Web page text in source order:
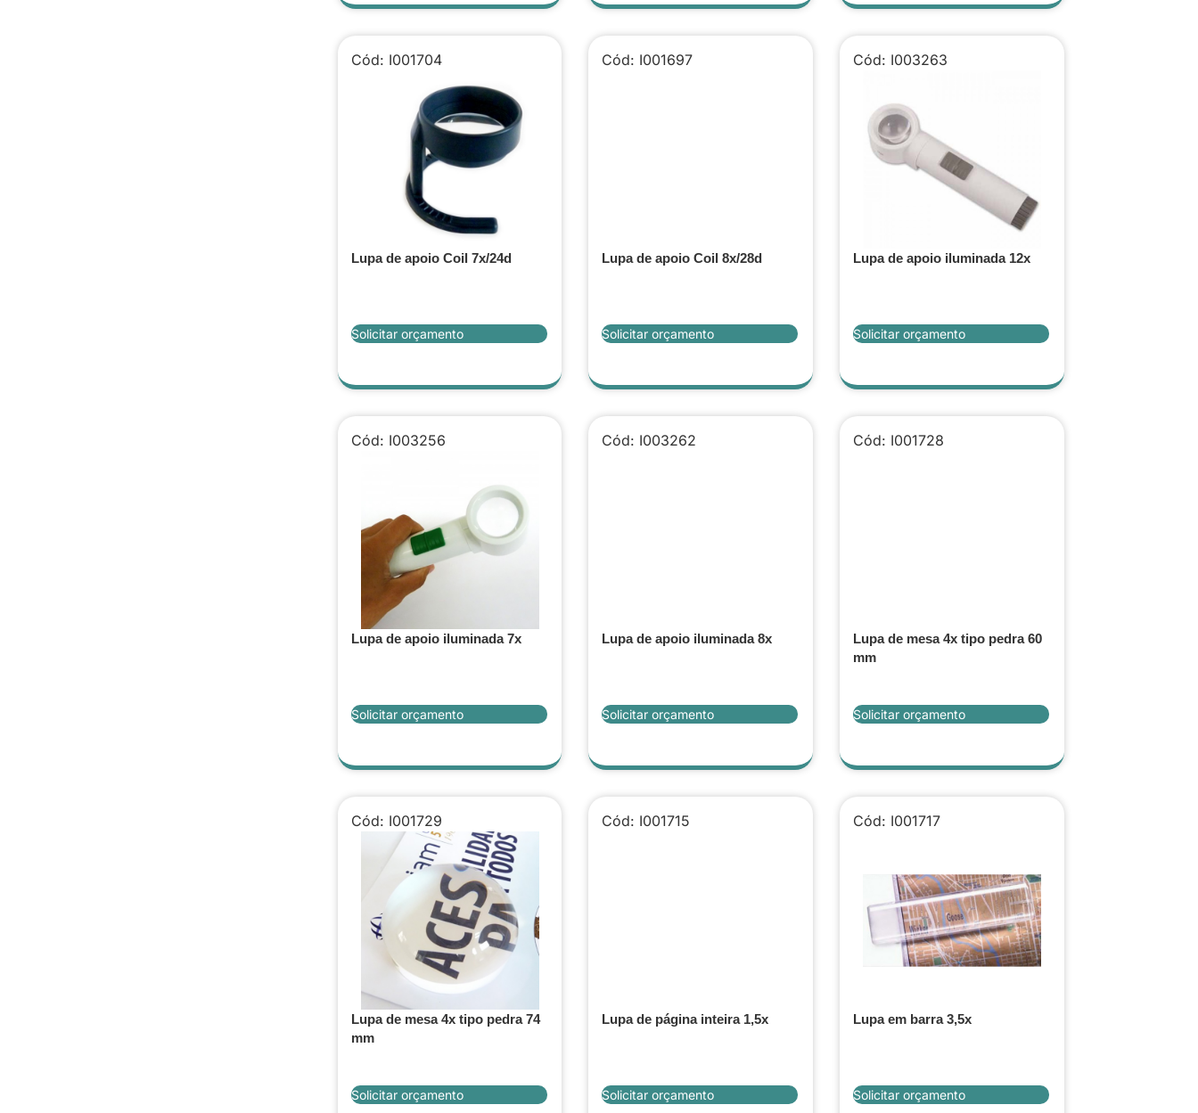
Cód: I001704
Lupa de apoio Coil 7x/24d
Solicitar orçamento
Cód: I001697
Lupa de apoio Coil 8x/28d
Solicitar orçamento
Cód: I003263
Lupa de apoio iluminada 12x
Solicitar orçamento
Cód: I003256
Lupa de apoio iluminada 7x
Solicitar orçamento
Cód: I003262
Lupa de apoio iluminada 8x
Solicitar orçamento
Cód: I001728
Lupa de mesa 4x tipo pedra 60
mm
Solicitar orçamento
Cód: I001729
Lupa de mesa 4x tipo pedra 74
mm
Solicitar orçamento
Cód: I001715
Lupa de página inteira 1,5x
Solicitar orçamento
Cód: I001717
Lupa em barra 3,5x
Solicitar orçamento